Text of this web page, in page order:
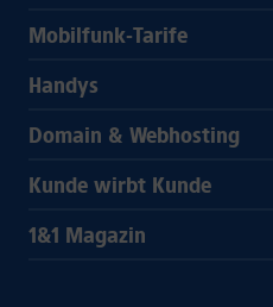
Mobilfunk-Tarife
Handys
Domain & Webhosting
Kunde wirbt Kunde
1&1 Magazin